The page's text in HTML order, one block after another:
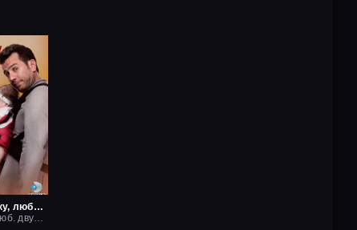
Дай мне руку, любовь